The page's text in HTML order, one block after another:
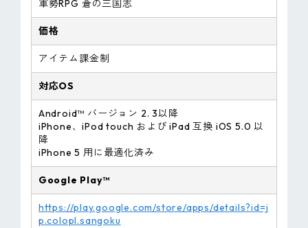
軍勢RPG 蒼の三国志
価格
アイテム課金制
対応OS
Android™ バージョン 2. 3以降
iPhone、iPod touch および iPad 互換 iOS 5.0 以
降
iPhone 5 用に最適化済み
Google Play™
https://play.google.com/store/apps/details?id=j
p.colopl.sangoku